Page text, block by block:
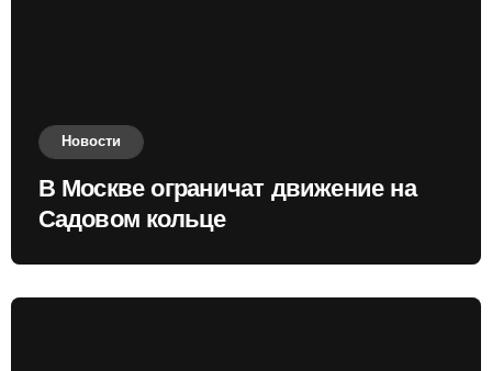
Новости
В Москве ограничат движение на
Садовом кольце